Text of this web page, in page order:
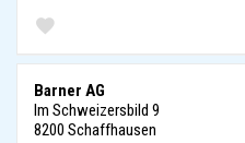
Barner AG
Im Schweizersbild 9
8200 Schaffhausen